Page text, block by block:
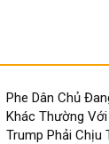
Phe Dân Chủ
Khác Thường
Trump Phải Chịu